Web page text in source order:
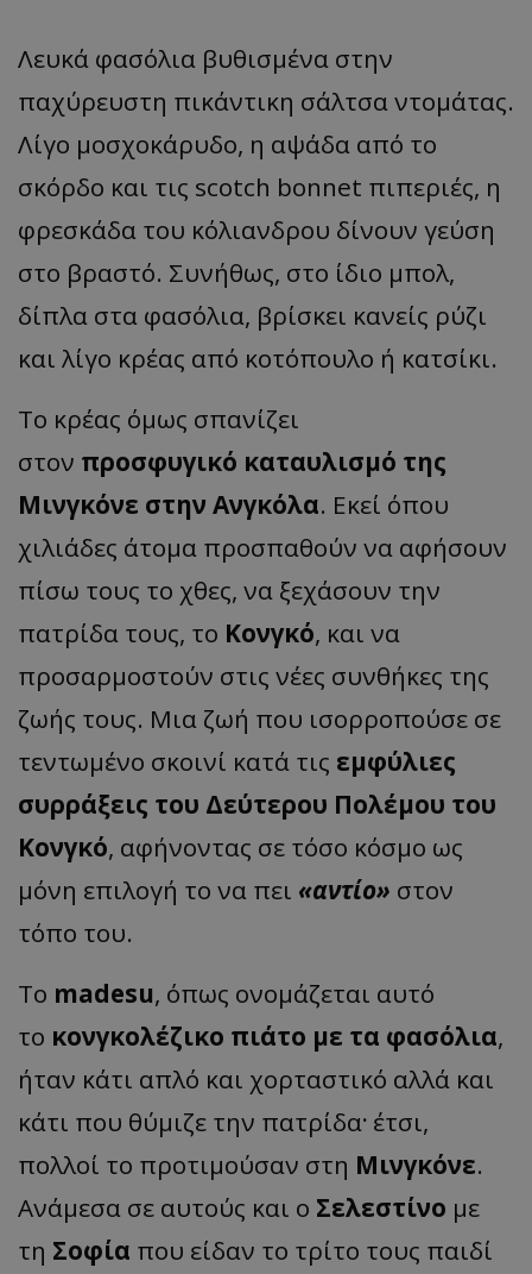
Λευκά φασόλια βυθισμένα στην
παχύρευστη πικάντικη σάλτσα ντομάτας.
Λίγο μοσχοκάρυδο, η αψάδα από το
σκόρδο και τις scotch bonnet πιπεριές, η
φρεσκάδα του κόλιανδρου δίνουν γεύση
στο βραστό. Συνήθως, στο ίδιο μπολ,
δίπλα στα φασόλια, βρίσκει κανείς ρύζι
και λίγο κρέας από κοτόπουλο ή κατσίκι.
To κρέας όμως σπανίζει
στον προσφυγικό καταυλισμό της
Μινγκόνε στην Ανγκόλα. Εκεί όπου
χιλιάδες άτομα προσπαθούν να αφήσουν
πίσω τους το χθες, να ξεχάσουν την
πατρίδα τους, το Κονγκό, και να
προσαρμοστούν στις νέες συνθήκες της
ζωής τους. Μια ζωή που ισορροπούσε σε
τεντωμένο σκοινί κατά τις εμφύλιες
συρράξεις του Δεύτερου Πολέμου του
Κονγκό, αφήνοντας σε τόσο κόσμο ως
μόνη επιλογή το να πει «αντίο» στον
τόπο του.
Το madesu, όπως ονομάζεται αυτό
το κονγκολέζικο πιάτο με τα φασόλια,
ήταν κάτι απλό και χορταστικό αλλά και
κάτι που θύμιζε την πατρίδα. έτσι,
πολλοί το προτιμούσαν στη Μινγκόνε.
Ανάμεσα σε αυτούς και ο Σελεστίνο με
τη Σοφία που είδαν το τρίτο τους παιδί